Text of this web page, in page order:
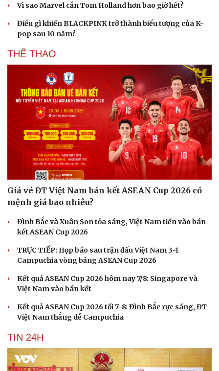
Vì sao Marvel cần Tom Holland hơn bao giờ hết?
Điều gì khiến BLACKPINK trở thành biểu tượng của K-
pop sau 10 năm?
THỂ THAO
Giá vé ĐT Việt Nam bán kết ASEAN Cup 2026 có
mệnh giá bao nhiêu?
Đình Bắc và Xuân Son tỏa sáng, Việt Nam tiến vào bán
kết ASEAN Cup 2026
TRỰC TIẾP: Họp báo sau trận đấu Việt Nam 3-1
Campuchia vòng bảng ASEAN Cup 2026
Kết quả ASEAN Cup 2026 hôm nay 7/8: Singapore và
Việt Nam vào bán kết
Kết quả ASEAN Cup 2026 tối 7-8: Đình Bắc rực sáng, ĐT
Việt Nam thắng dễ Campuchia
TIN 24H